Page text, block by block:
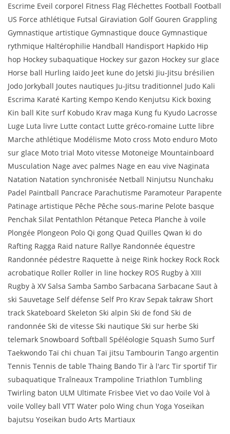
Escrime Eveil corporel Fitness Flag Fléchettes Football Football
US Force athlétique Futsal Giraviation Golf Gouren Grappling
Gymnastique artistique Gymnastique douce Gymnastique
rythmique Haltérophilie Handball Handisport Hapkido Hip
hop Hockey subaquatique Hockey sur gazon Hockey sur glace
Horse ball Hurling Iaïdo Jeet kune do Jetski Jiu-Jitsu brésilien
Jodo Jorkyball Joutes nautiques Ju-Jitsu traditionnel Judo Kali
Escrima Karaté Karting Kempo Kendo Kenjutsu Kick boxing
Kin ball Kite surf Kobudo Krav maga Kung fu Kyudo Lacrosse
Luge Luta livre Lutte contact Lutte gréco-romaine Lutte libre
Marche athlétique Modélisme Moto cross Moto enduro Moto
sur glace Moto trial Moto vitesse Motoneige Mountainboard
Musculation Nage avec palmes Nage en eau vive Naginata
Natation Natation synchronisée Netball Ninjutsu Nunchaku
Padel Paintball Pancrace Parachutisme Paramoteur Parapente
Patinage artistique Pêche Pêche sous-marine Pelote basque
Penchak Silat Pentathlon Pétanque Peteca Planche à voile
Plongée Plongeon Polo Qi gong Quad Quilles Qwan ki do
Rafting Ragga Raid nature Rallye Randonnée équestre
Randonnée pédestre Raquette à neige Rink hockey Rock Rock
acrobatique Roller Roller in line hockey ROS Rugby à XIII
Rugby à XV Salsa Samba Sambo Sarbacana Sarbacane Saut à
ski Sauvetage Self défense Self Pro Krav Sepak takraw Short
track Skateboard Skeleton Ski alpin Ski de fond Ski de
randonnée Ski de vitesse Ski nautique Ski sur herbe Ski
telemark Snowboard Softball Spéléologie Squash Sumo Surf
Taekwondo Taï chi chuan Taï jitsu Tambourin Tango argentin
Tennis Tennis de table Thaing Bando Tir à l'arc Tir sportif Tir
subaquatique Traîneaux Trampoline Triathlon Tumbling
Twirling baton ULM Ultimate Frisbee Viet vo dao Voile Vol à
voile Volley ball VTT Water polo Wing chun Yoga Yoseikan
bajutsu Yoseikan budo Arts Martiaux